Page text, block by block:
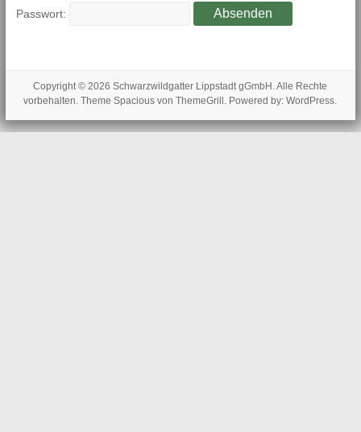
Passwort:
Copyright © 2026Schwarzwildgatter Lippstadt gGmbH . Alle Rechte
vorbehalten. ThemeSpacious von ThemeGrill. Powered by:WordPress.